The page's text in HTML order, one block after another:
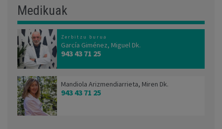
Medikuak
Zerbitzu burua
García Giménez, Miguel Dk.
943 43 71 25
Mandiola Arizmendiarrieta, Miren Dk.
943 43 71 25